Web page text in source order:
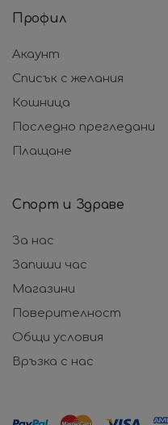
Профил
Акаунт
Списък с желания
Кошница
Последно прегледани
Плащане
Спорт и Здраве
За нас
Запиши час
Магазини
Поверителност
Общи условия
Връзка с нас